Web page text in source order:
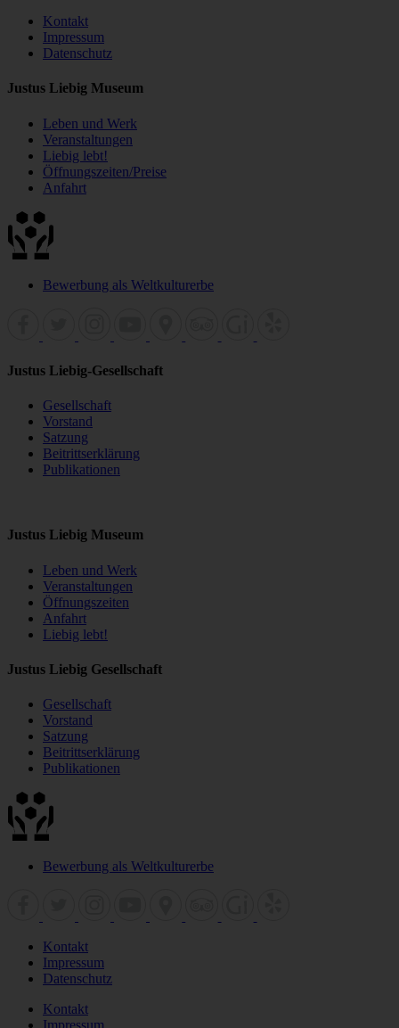
Kontakt
Impressum
Datenschutz
Justus Liebig Museum
Leben und Werk
Veranstaltungen
Liebig lebt!
Öffnungszeiten/Preise
Anfahrt
Bewerbung als Weltkulturerbe
Justus Liebig-Gesellschaft
Gesellschaft
Vorstand
Satzung
Beitrittserklärung
Publikationen
Justus Liebig Museum
Leben und Werk
Veranstaltungen
Öffnungszeiten
Anfahrt
Liebig lebt!
Justus Liebig Gesellschaft
Gesellschaft
Vorstand
Satzung
Beitrittserklärung
Publikationen
Bewerbung als Weltkulturerbe
Kontakt
Impressum
Datenschutz
Kontakt
Impressum